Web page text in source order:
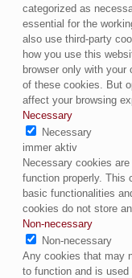
categorized as
essential for the
also use third-party
how you use this
browser only with
of these cookies. But
affect your browsing
Necessary
Necessary
immer aktiv
Necessary cookies
function properly. This
basic functionalities
cookies do not store
Non-necessary
Non-necessary
Any cookies that may
to function and is